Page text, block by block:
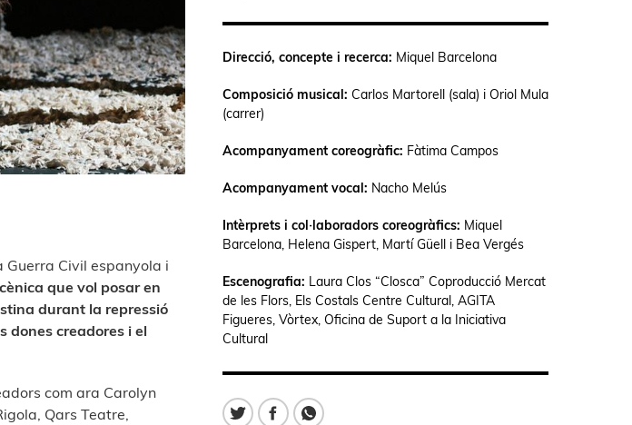
Guerra Civil espanyola i
que vol posar en
durant la repressió
dones creadores i el
com ara Carolyn
Qars Teatre,
Direcció, concepte i recerca: Miquel Barcelona
Composició musical: Carlos Martorell (sala) i Oriol Mula
(carrer)
Acompanyament coreogràfic: Fàtima Campos
Acompanyament vocal: Nacho Melús
Intèrprets i col·laboradors coreogràfics: Miquel
Barcelona, Helena Gispert, Martí Güell i Bea Vergés
Escenografia: Laura Clos “Closca” Coproducció Mercat
de les Flors, Els Costals Centre Cultural, AGITA
Figueres, Vòrtex, Oficina de Suport a la Iniciativa
Cultural